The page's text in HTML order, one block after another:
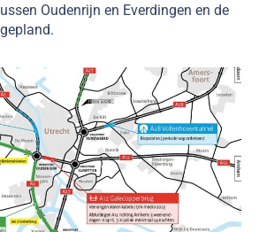
Oudenrijn en Everdingen en de